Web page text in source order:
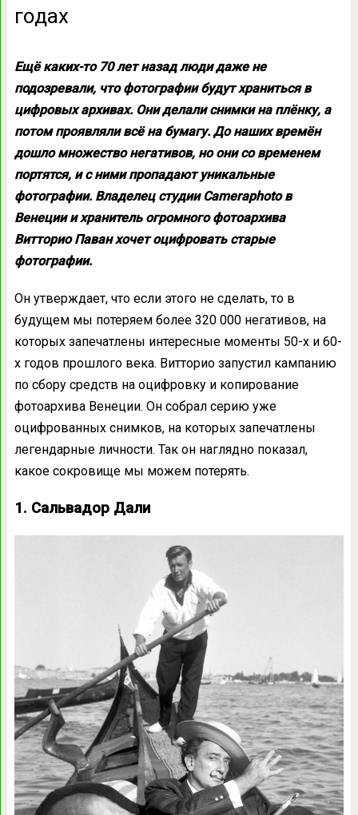
годах
Ещё каких-то 70 лет назад люди даже не
подозревали, что фотографии будут храниться в
цифровых архивах. Они делали снимки на плёнку, а
потом проявляли всё на бумагу. До наших времён
дошло множество негативов, но они со временем
портятся, и с ними пропадают уникальные
фотографии. Владелец студии Cameraphoto в
Венеции и хранитель огромного фотоархива
Витторио Паван хочет оцифровать старые
фотографии.
Он утверждает, что если этого не сделать, то в
будущем мы потеряем более 320 000 негативов, на
которых запечатлены интересные моменты 50-х и 60-
х годов прошлого века. Витторио запустил кампанию
по сбору средств на оцифровку и копирование
фотоархива Венеции. Он собрал серию уже
оцифрованных снимков, на которых запечатлены
легендарные личности. Так он наглядно показал,
какое сокровище мы можем потерять.
1. Сальвадор Дали